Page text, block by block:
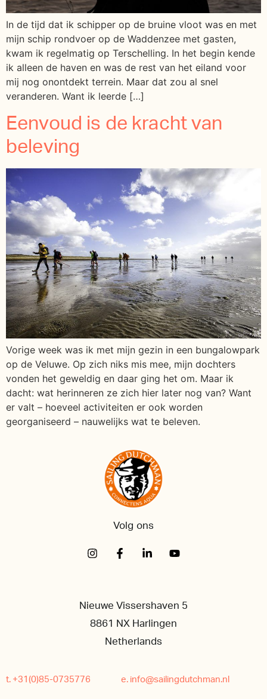
In de tijd dat ik schipper op de bruine vloot was en met
mijn schip rondvoer op de Waddenzee met gasten,
kwam ik regelmatig op Terschelling. In het begin kende
ik alleen de haven en was de rest van het eiland voor
mij nog onontdekt terrein. Maar dat zou al snel
veranderen. Want ik leerde […]
Eenvoud is de kracht van
beleving
Vorige week was ik met mijn gezin in een bungalowpark
op de Veluwe. Op zich niks mis mee, mijn dochters
vonden het geweldig en daar ging het om. Maar ik
dacht: wat herinneren ze zich hier later nog van? Want
er valt – hoeveel activiteiten er ook worden
georganiseerd – nauwelijks wat te beleven.
Volg ons
Nieuwe Vissershaven 5
8861 NX Harlingen
Netherlands
t. +31(0)85-0735776 e. info@sailingdutchman.nl